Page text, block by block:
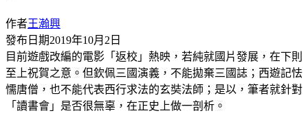
作者王瀚興
發布日期2019年10月2日
目前遊戲改編的電影「返校」熱映，若純就國片發展，在下則
至上祝賀之意。但欽佩三國演義，不能拋棄三國誌；西遊記怯
懦唐僧，也不能代表西行求法的玄奘法師；是以，筆者就針對
「讀書會」是否很無辜，在正史上做一剖析。